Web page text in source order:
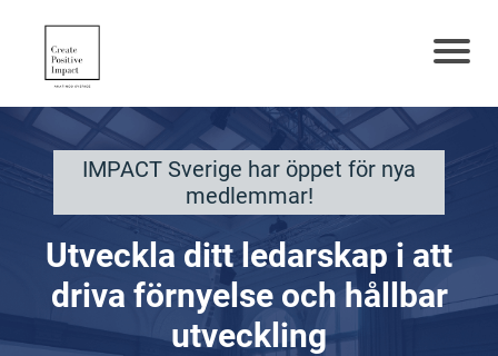
IMPACT Sverige har öppet för nya
medlemmar!
Utveckla ditt ledarskap i att
driva förnyelse och hållbar
utveckling